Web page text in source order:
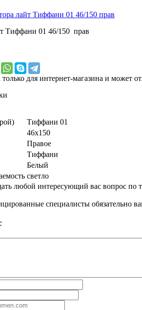
Тиффани 01 46/150 прав
для интернет-магазина и может
Тиффани 01
46х150
Правое
Тиффани
Белый
светло
любой интересующий вас вопрос по
специалисты обязательно